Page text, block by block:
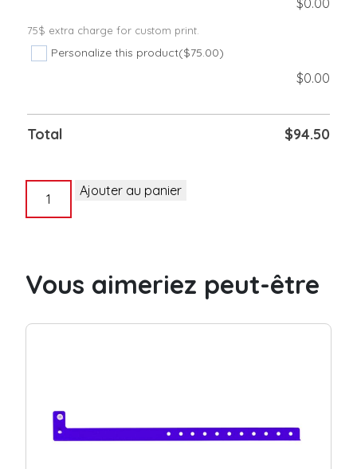
$0.00
75$ extra charge for custom print.
Personalize this product($75.00)
$0.00
Total $94.50
5/8"
10
Ajouter au panier
Vous aimeriez peut-être